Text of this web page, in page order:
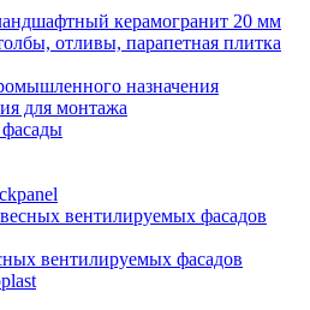
керамогранит 20 мм
отливы, парапетная плитка
назначения
для монтажа
вентилируемых фасадов
вентилируемых фасадов